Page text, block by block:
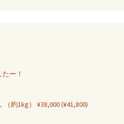
ー！
約1kg） ¥38,000 (¥41,800)